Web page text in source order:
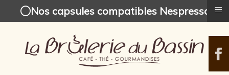
Nos capsules compatibles Nespresso ≡